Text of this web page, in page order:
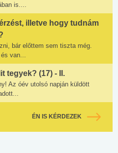
is....
illetve hogy tudnám
bár előttem sem tiszta még.
van...
tegyek? (17) - II.
Az óév utolsó napján küldött
ÉN IS KÉRDEZEK